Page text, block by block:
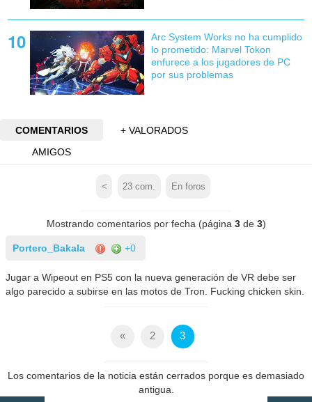
Arc System Works no ha cumplido
lo prometido: Marvel Tokon
enfurece a los jugadores de PC
por sus problemas
COMENTARIOS
+ VALORADOS
AMIGOS
< 23 com. En foros
Mostrando comentarios por fecha (página 3de 3)
Portero_Bakala +0
Jugar a Wipeout en PS5 con la nueva generación de VR debe ser
algo parecido a subirse en las motos de Tron. Fucking chicken skin.
« 2 3
Los comentarios de la noticia están cerrados porque es demasiado
antigua.